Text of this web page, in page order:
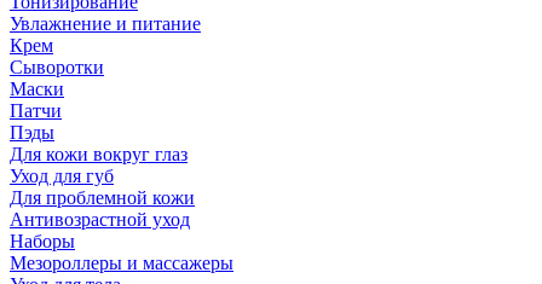
Увлажнение и питание
Крем
Сыворотки
Маски
Патчи
Пэды
Для кожи вокруг глаз
Уход для губ
Для проблемной кожи
Антивозрастной уход
Наборы
Мезороллеры и массажеры